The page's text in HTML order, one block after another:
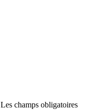
Les champs obligatoires